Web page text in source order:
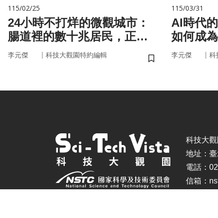
115/02/25
24小時不打烊的微觀城市：
腸道裡的數十兆居民，正悄
悄掌管你的大腦與健康
李元傑 ｜ 科技大觀園特約編輯
儲存書籤
115/03/31
AI時代
如何成
李元傑 ｜ 科
科技大
地址：
電話：
信箱：